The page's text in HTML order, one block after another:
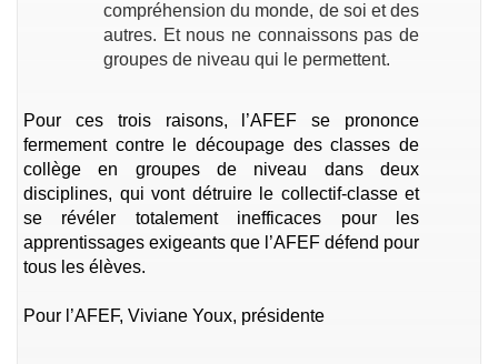
compréhension du monde, de soi et des
autres. Et nous ne connaissons pas de
groupes de niveau qui le permettent.
Pour ces trois raisons, l’AFEF se prononce
fermement contre le découpage des classes de
collège en groupes de niveau dans deux
disciplines, qui vont détruire le collectif-classe et
se révéler totalement inefficaces pour les
apprentissages exigeants que l’AFEF défend pour
tous les élèves.
Pour l’AFEF, Viviane Youx, présidente